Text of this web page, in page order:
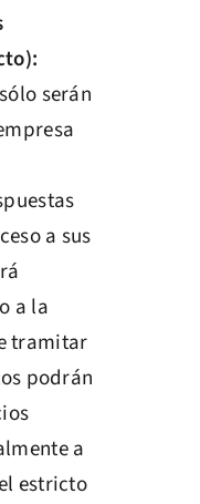
serán
a sus
a la
tramitar
podrán
a
estricto